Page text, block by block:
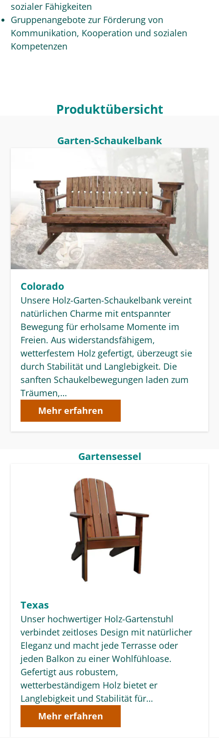
sozialer Fähigkeiten
Gruppenangebote zur Förderung von
Kommunikation, Kooperation und sozialen
Kompetenzen
Produktübersicht
Garten-Schaukelbank
Colorado
Unsere Holz-Garten-Schaukelbank vereint
natürlichen Charme mit entspannter
Bewegung für erholsame Momente im
Freien. Aus widerstandsfähigem,
wetterfestem Holz gefertigt, überzeugt sie
durch Stabilität und Langlebigkeit. Die
sanften Schaukelbewegungen laden zum
Träumen,…
Mehr erfahren
Gartensessel
Texas
Unser hochwertiger Holz-Gartenstuhl
verbindet zeitloses Design mit natürlicher
Eleganz und macht jede Terrasse oder
jeden Balkon zu einer Wohlfühloase.
Gefertigt aus robustem,
wetterbeständigem Holz bietet er
Langlebigkeit und Stabilität für…
Mehr erfahren